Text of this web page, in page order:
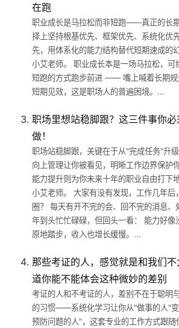
在跑
职业成长是马拉松而非短跑——真正的长
择上坚持根基优先、框架优先、系统化优
先，用体系化的能力结构替代短期速成的
小艾老师。 职业成长本是一场马拉松，可
短跑的方式跑步前进 —— 嘴上喊着长期规
短期见效，这是职场人的普遍困境。...
职场里想站稳脚跟？这三件事你
做！
职场站稳脚跟，关键在于从"完成任务"升
向上管理让你被看见，明晰工作边界保护
能力提升则为你未来十年的职业自由打下
小艾老师。 大家有没有发现，工作几年后
圈？ 每天有开不完的会、回不完的消息
年到头忙忙碌碌，但回头一看： 能力好像
原地踏步，收入也增长缓慢。...
那些考证的人，感觉就是和我们
道你能不能体会这种微妙的差别
考证的人和不考证的人，差别不在于聪明
的习惯——系统化学习让你从"做事的人"
预防问题的人"，这套专业的工作方式跟随